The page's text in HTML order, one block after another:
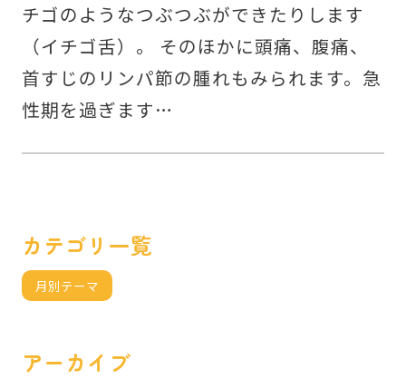
チゴのようなつぶつぶができたりします
（イチゴ舌）。 そのほかに頭痛、腹痛、
首すじのリンパ節の腫れもみられます。急
性期を過ぎます…
カテゴリ一覧
月別テーマ
アーカイブ